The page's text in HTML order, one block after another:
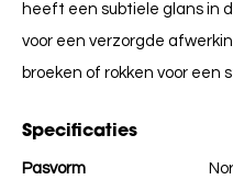
heeft een subtiele glans in
voor een verzorgde
broeken of rokken voor een
Specificaties
Pasvorm